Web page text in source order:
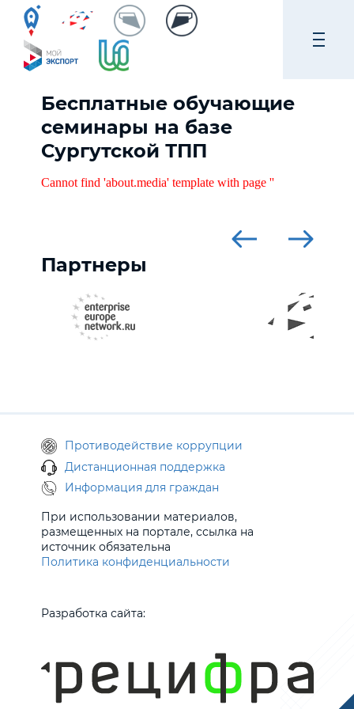
Бесплатные обучающие
семинары на базе
Сургутской ТПП
Cannot find 'about.media' template with page ''
Партнеры
Противодействие коррупции
Дистанционная поддержка
Информация для граждан
При использовании материалов,
размещенных на портале, ссылка на
источник обязательна
Политика конфиденциальности
Разработка сайта: